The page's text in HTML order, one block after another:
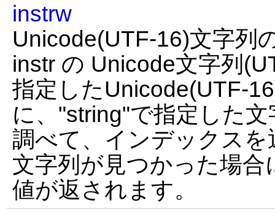
instrw
Unicode(UTF-16)文字列
instr の Unicode文字列
指定したUnicode(UTF-
に、"string"で指定した
調べて、インデックス
文字列が見つかった場
値が返されます。